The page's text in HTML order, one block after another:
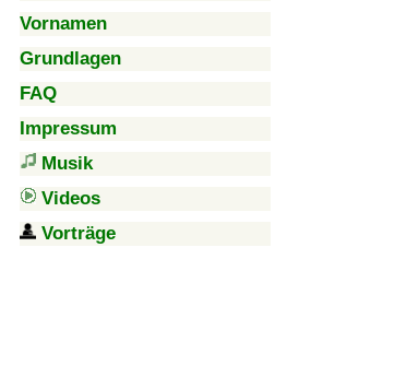
Vornamen
Grundlagen
FAQ
Impressum
Musik
Videos
Vorträge